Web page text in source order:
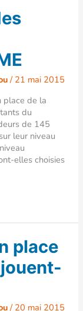
/ 21 mai 2015
place de la
du
de 145
leur niveau
elles choisies
place
jouent-
/ 20 mai 2015